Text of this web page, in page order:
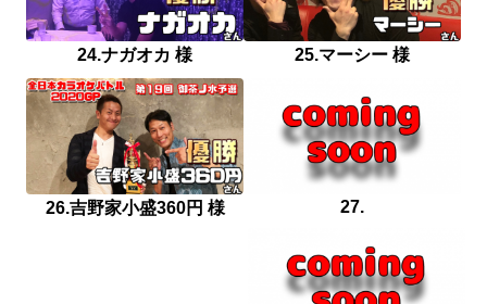
24.ナガオカ 様 25.マーシー 様
26.吉野家小盛360円 様 27.